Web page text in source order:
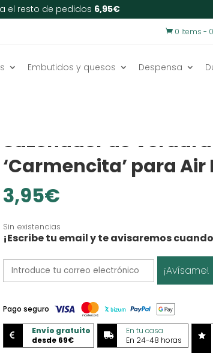
el resto de pedidos 6,95€
 0 Items -
Embutidos y quesos Despensa
Sazonador de
‘Carmencita’ para Air
3,95€
Sin existencias
¡Escribe tu email y te avisaremos
¡Avísame!
Pago seguro

Envío gratuito
desde 69€

En tu casa
En 24-48 horas
